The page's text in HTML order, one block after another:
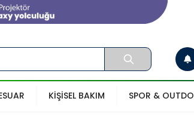
KİŞİSEL BAKIM SPOR &